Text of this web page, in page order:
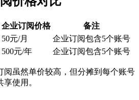
企业订阅价格
备注
50元/月
企业订阅包含5个账号
500元/年 企业订阅包含5个账号
阅虽然单价较高，但分摊到每个账号
使用。